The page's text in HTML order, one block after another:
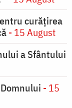
curățirea
- 15 August
a Sfântului
- 15